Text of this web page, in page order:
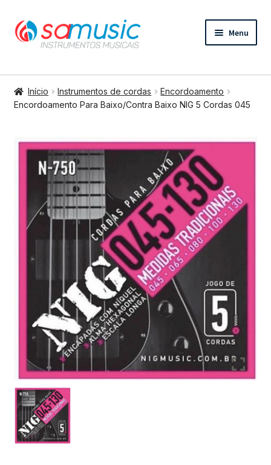
Pular
para
Pular
para
conteúdo
Menu
Instrumentos de cordas
Bateria e percussão
Teclados e Sopros
Áudio e Tecnologia
Início Instrumentos de cordas
Encordoamento
Encordoamento Para Baixo/Contra Baixo NIG 5 Cordas 045